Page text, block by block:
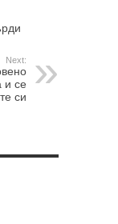
Next:
и се
си